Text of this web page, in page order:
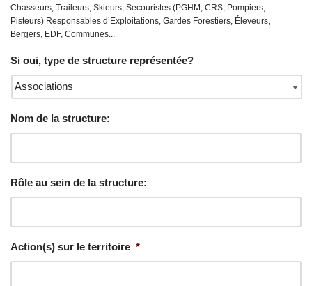
Chasseurs, Traileurs, Skieurs, Secouristes (PGHM, CRS, Pompiers,
Pisteurs) Responsables d’Exploitations, Gardes Forestiers, Éleveurs,
Bergers, EDF, Communes...
Si oui, type de structure représentée?
Nom de la structure:
Rôle au sein de la structure:
Action(s) sur le territoire *